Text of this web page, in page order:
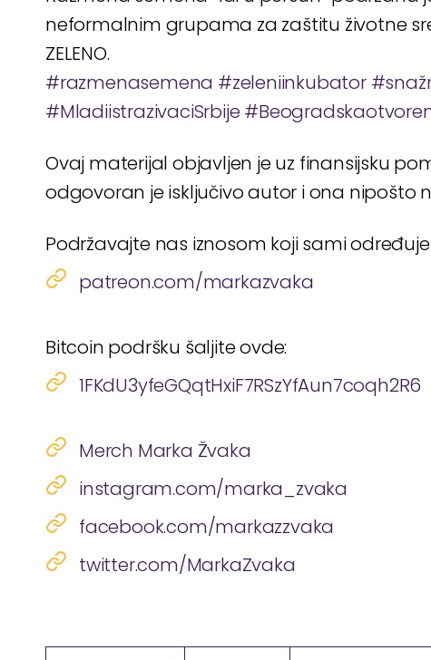
neformalnim grupama za zaštitu životne
ZELENO.
#razmenasemena #zeleniinkubator
#MladiistrazivaciSrbije
Ovaj materijal objavljen je uz finansijsku
odgovoran je isključivo autor i ona nipošto
Podržavajte nas iznosom koji sami
patreon.com/markazvaka
Bitcoin podršku šaljite ovde:
1FKdU3yfeGQqtHxiF7RSzYfAun7coqh2R6
Merch Marka Žvaka
instagram.com/marka_zvaka
facebook.com/markazzvaka
twitter.com/MarkaZvaka